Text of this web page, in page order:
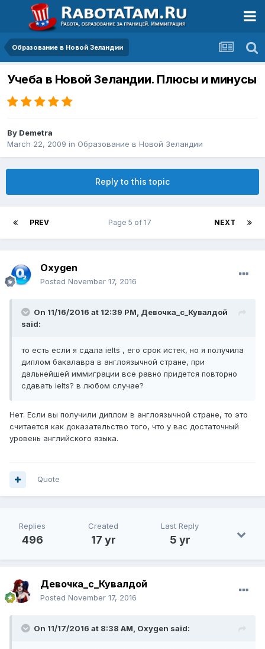
Образование в Новой Зеландии
Учеба в Новой Зеландии. Плюсы и минусы
By Demetra
March 22, 2009 in Образование в Новой Зеландии
Reply to this topic
PREV NEXT
Page 5 of 17
Oxygen
Posted November 17, 2016
On 11/16/2016 at 12:39 PM, Девочка_с_Кувалдой
said:
то есть если я сдала ielts , его срок истек, но я получила
диплом бакалавра в англоязычной стране, при
дальнейшей иммиграции все равно придется повторно
сдавать ielts? в любом случае?
Нет. Если вы получили диплом в англоязычной стране, то это
считается как доказательство того, что у вас достаточный
уровень английского языка.
Quote
Replies
496
Created
17 yr
Last Reply
5 yr
Девочка_с_Кувалдой
Posted November 17, 2016
On 11/17/2016 at 8:38 AM, Oxygen said: